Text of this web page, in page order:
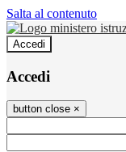
Salta al contenuto
Accedi
Accedi
button close ×